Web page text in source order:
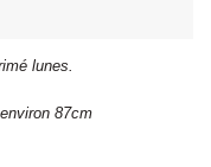
lunes.
87cm